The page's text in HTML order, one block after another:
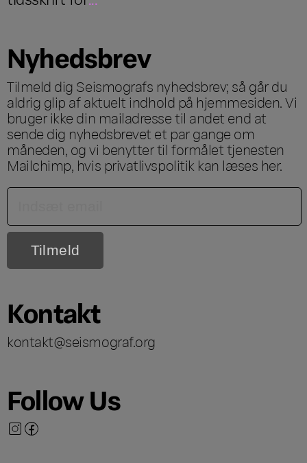
Nyhedsbrev
Tilmeld dig Seismografs nyhedsbrev; så går du
aldrig glip af aktuelt indhold på hjemmesiden. Vi
bruger ikke din mailadresse til andet end at
sende dig nyhedsbrevet et par gange om
måneden, og vi benytter til formålet tjenesten
Mailchimp, hvis privatlivspolitik kan læses her.
Kontakt
kontakt@seismograf.org
Follow Us